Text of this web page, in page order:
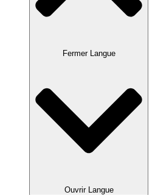
Fermer Langue
Ouvrir Langue